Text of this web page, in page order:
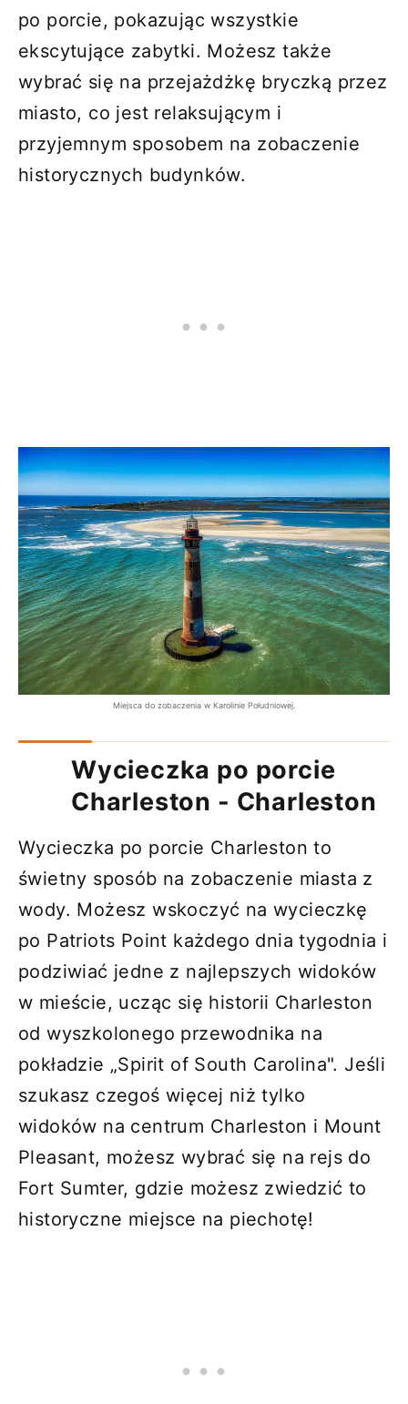
po porcie, pokazując wszystkie
ekscytujące zabytki. Możesz także
wybrać się na przejażdżkę bryczką przez
miasto, co jest relaksującym i
przyjemnym sposobem na zobaczenie
historycznych budynków.
Miejsca do zobaczenia w Karolinie Południowej.
Wycieczka po porcie
Charleston - Charleston
Wycieczka po porcie Charleston to
świetny sposób na zobaczenie miasta z
wody. Możesz wskoczyć na wycieczkę
po Patriots Point każdego dnia tygodnia i
podziwiać jedne z najlepszych widoków
w mieście, ucząc się historii Charleston
od wyszkolonego przewodnika na
pokładzie „Spirit of South Carolina". Jeśli
szukasz czegoś więcej niż tylko
widoków na centrum Charleston i Mount
Pleasant, możesz wybrać się na rejs do
Fort Sumter, gdzie możesz zwiedzić to
historyczne miejsce na piechotę!